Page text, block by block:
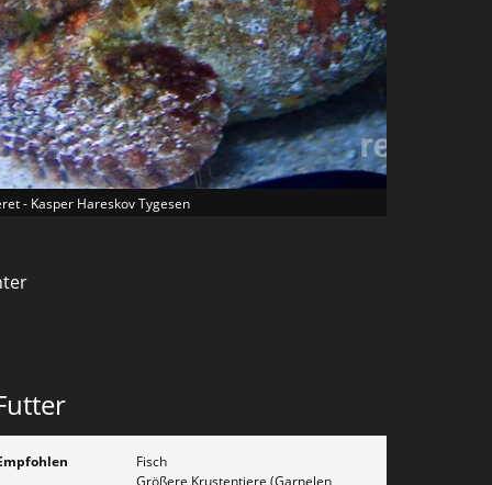
- Kasper Hareskov Tygesen
Fisch
Größere Krustentiere (Garnelen,